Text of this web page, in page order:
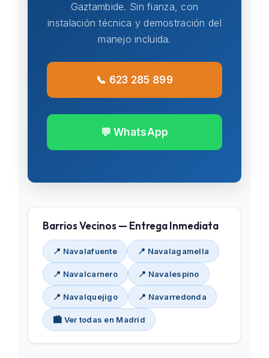
Gaztambide. Sin fianza, con
instalación técnica y demostración del
manejo incluida.
📞 623 285 899
💬 WhatsApp
Barrios Vecinos — Entrega Inmediata
📍 Navalafuente 📍 Navalagamella
📍 Navalcarnero 📍 Navalespino
📍 Navalquejigo 📍 Navarredonda
🏙️ Ver todas en Madrid